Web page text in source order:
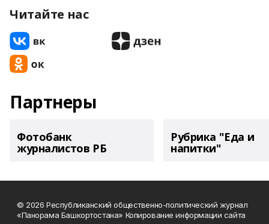
Читайте нас
Партнеры
Фотобанк
журналистов РБ
Рубрика "Еда и
напитки"
© 2026 Республиканский общественно-политический журнал
«Панорама Башкортостана» Копирование информации сайта